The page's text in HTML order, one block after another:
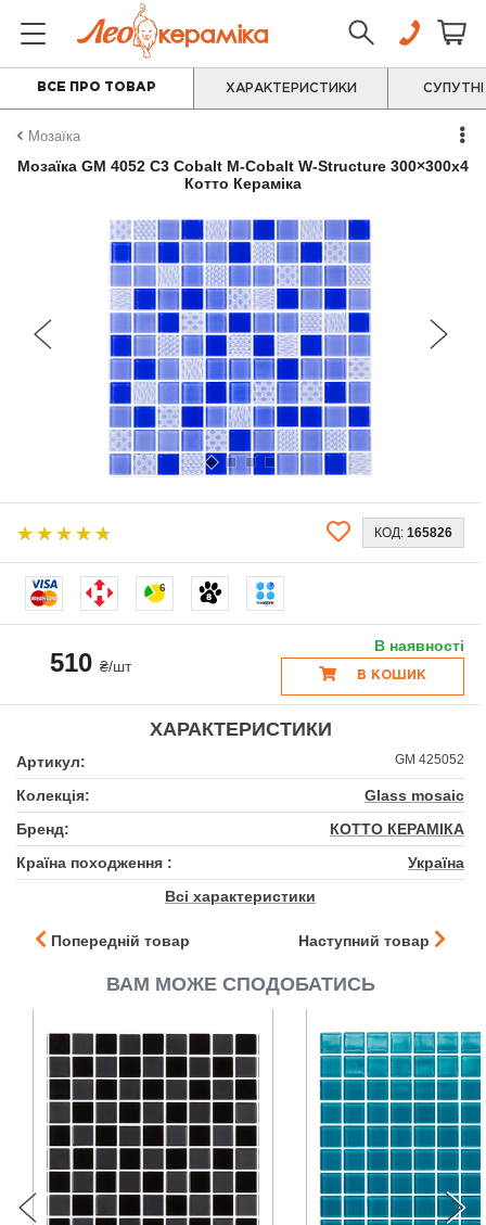
ВСЕ ПРО ТОВАР ХАРАКТЕРИСТИКИ
Мозаїка
Мозаїка GM 4052 C3 Cobalt M-Cobalt W-Structure 300×300x4
Котто Кераміка
КОД: 165826
6
510₴/шт
В наявності
В КОШИК
ХАРАКТЕРИСТИКИ
Артикул: GM 425052
Колекція:
Glass mosaic
Бренд:
КОТТО КЕРАМІКА
Країна походження :
Україна
Всі характеристики
Попередній товар Наступний товар
ВАМ МОЖЕ СПОДОБАТИСЬ